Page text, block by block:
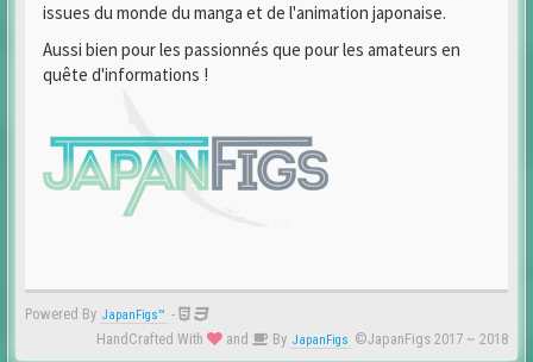
issues du monde du manga et de l'animation japonaise.
Aussi bien pour les passionnés que pour les amateurs en
quête d'informations !
Powered By JapanFigs™ -
HandCrafted With
and By JapanFigs ©JapanFigs 2017 ~ 2018